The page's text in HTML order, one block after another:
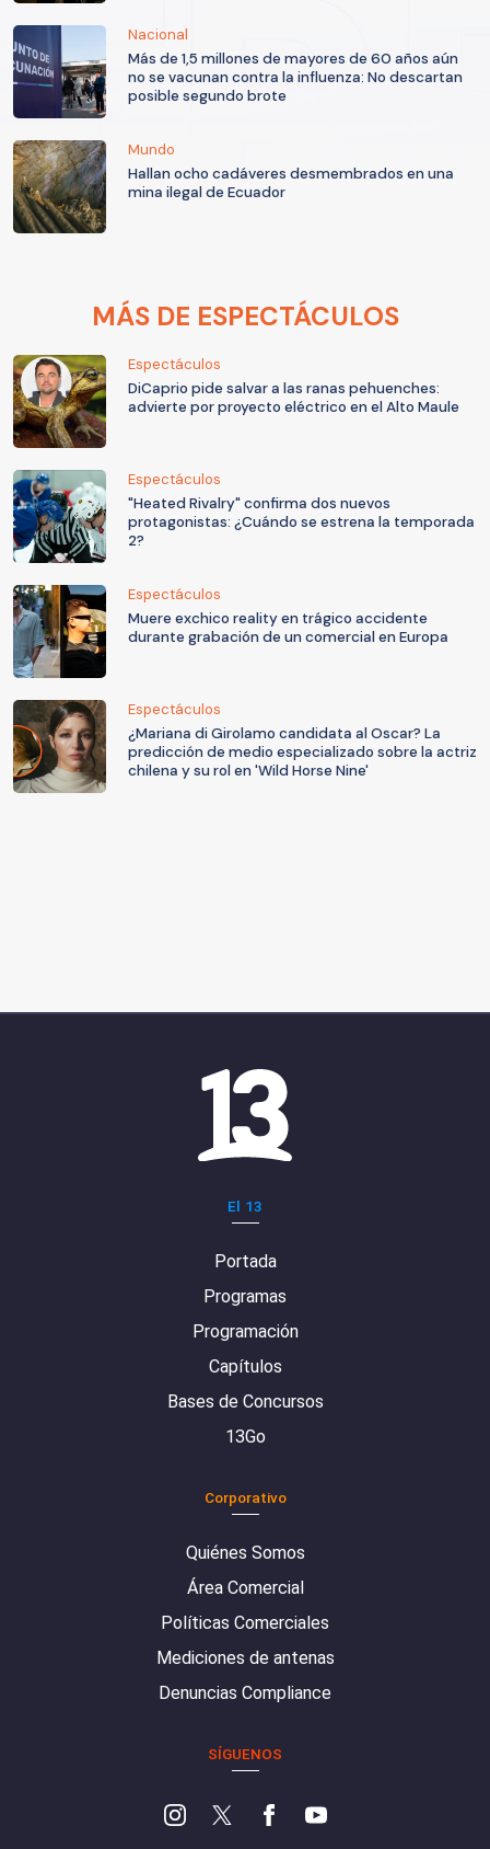
Nacional
Más de 1,5 millones de mayores de 60 años aún
no se vacunan contra la influenza: No descartan
posible segundo brote
Mundo
Hallan ocho cadáveres desmembrados en una
mina ilegal de Ecuador
MÁS DE ESPECTÁCULOS
Espectáculos
DiCaprio pide salvar a las ranas pehuenches:
advierte por proyecto eléctrico en el Alto Maule
Espectáculos
"Heated Rivalry" confirma dos nuevos
protagonistas: ¿Cuándo se estrena la temporada
2?
Espectáculos
Muere exchico reality en trágico accidente
durante grabación de un comercial en Europa
Espectáculos
¿Mariana di Girolamo candidata al Oscar? La
predicción de medio especializado sobre la actriz
chilena y su rol en 'Wild Horse Nine'
El 13
Portada
Programas
Programación
Capítulos
Bases de Concursos
13Go
Corporativo
Quiénes Somos
Área Comercial
Políticas Comerciales
Mediciones de antenas
Denuncias Compliance
SÍGUENOS